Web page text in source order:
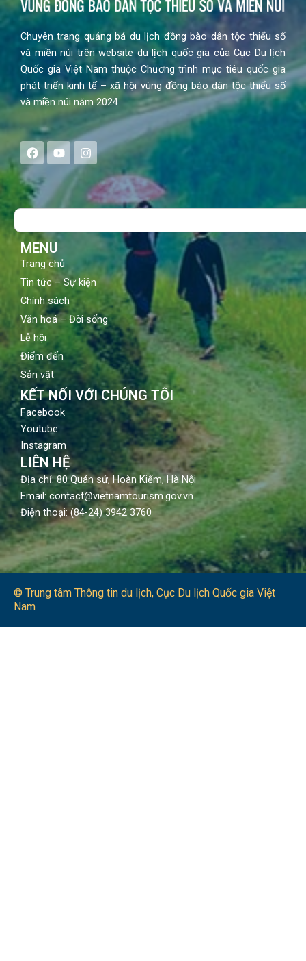
Chuyên trang quảng bá du lịch đồng bào dân tộc thiểu số
và miền núi trên website du lịch quốc gia của Cục Du lịch
Quốc gia Việt Nam thuộc Chương trình mục tiêu quốc gia
phát triển kinh tế – xã hội vùng đồng bào dân tộc thiểu số
và miền núi năm 2024
F
a
e
b
o
Y
o
t
u
b
I
n
s
a
g
Search
MENU
Trang chủ
Tin tức – Sự kiện
Chính sách
Văn hoá – Đời sống
Lễ hội
Điểm đến
Sản vật
KẾT NỐI VỚI CHÚNG TÔI
Facebook
Youtube
Instagram
LIÊN HỆ
Địa chỉ: 80 Quán sứ, Hoàn Kiếm, Hà Nội
Email: contact@vietnamtourism.gov.vn
Điện thoại: (84-24) 3942 3760
© Trung tâm Thông tin du lịch​, Cục Du lịch Quốc gia Việt
Nam